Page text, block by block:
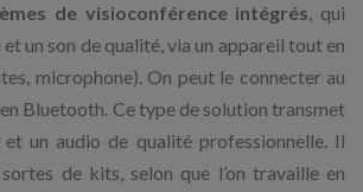
de visioconférence intégrés, qui
un son de qualité, via un appareil tout en
microphone). On peut le connecter au
en Bluetooth. Ce type de solution transmet
un audio de qualité professionnelle. Il
de kits, selon que l’on travaille en